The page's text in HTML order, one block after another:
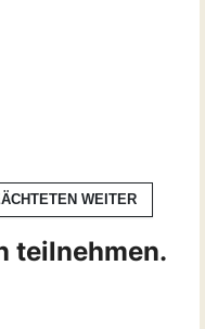
WEITER
teilnehmen.